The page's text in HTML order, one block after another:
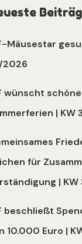
Mäusestar
2026
wünscht schöne
| KW
für
|
beschließt
10.000 Euro |